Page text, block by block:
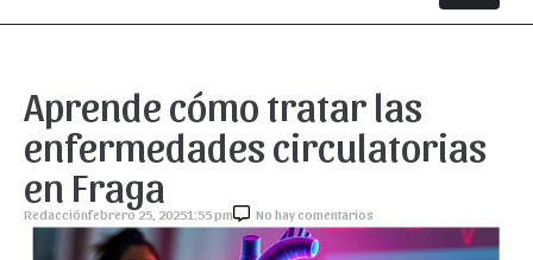
Aprende cómo tratar las
enfermedades circulatorias
en Fraga
Redacciónfebrero 25, 20251:55 pm No hay comentarios